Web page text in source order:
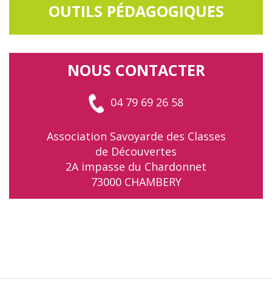
OUTILS PÉDAGOGIQUES
NOUS CONTACTER
04 79 69 26 58
Association Savoyarde des Classes
de Découvertes
2A impasse du Chardonnet
73000 CHAMBERY